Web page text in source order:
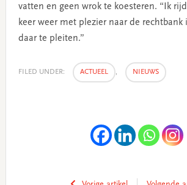
vatten en geen wrok te koesteren. “Ik
keer weer met plezier naar de rechtbank
daar te pleiten.”
FILED UNDER: ACTUEEL , NIEUWS